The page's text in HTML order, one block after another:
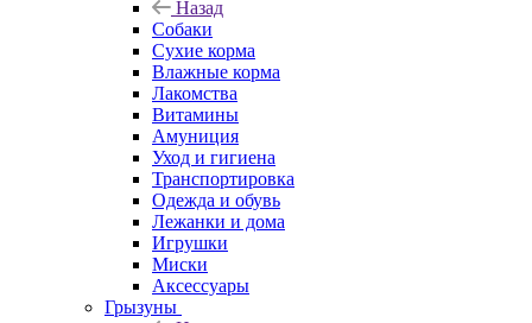
Назад
Собаки
Сухие корма
Влажные корма
Лакомства
Витамины
Амуниция
Уход и гигиена
Транспортировка
Одежда и обувь
Лежанки и дома
Игрушки
Миски
Аксессуары
Грызуны